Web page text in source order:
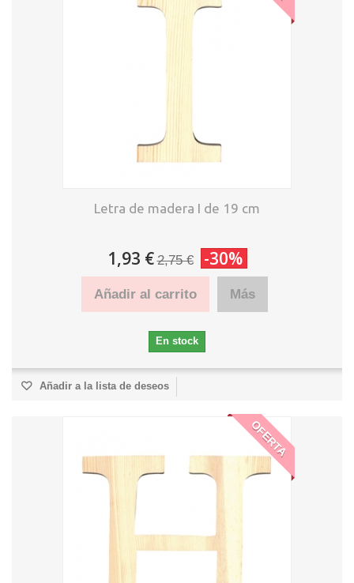
Letra de madera I de 19 cm
1,93 € 2,75 € -30%
Añadir al carrito Más
En stock
Añadir a la lista de deseos
OFERTA